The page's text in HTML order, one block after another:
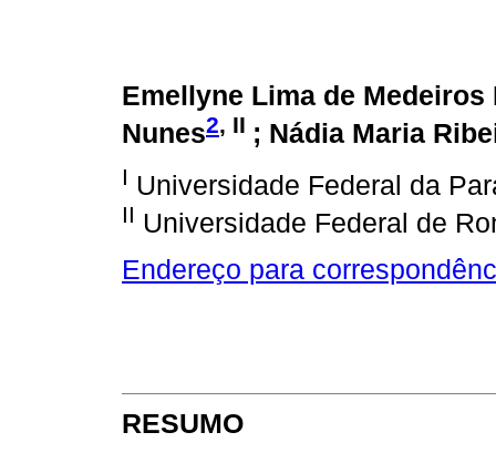
Emellyne Lima de Medeiros
Nunes2, II ; Nádia Maria
I Universidade Federal da
II Universidade Federal de
Endereço para
RESUMO